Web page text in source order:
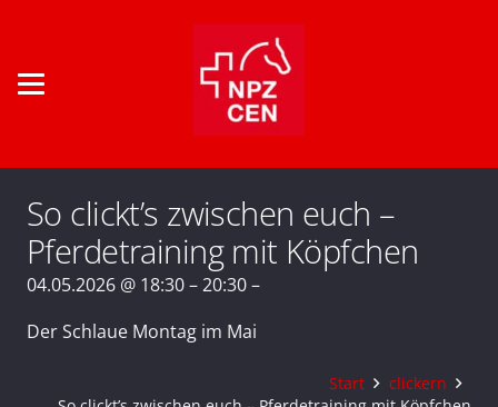
So clickt’s zwischen euch –
Pferdetraining mit Köpfchen
04.05.2026 @ 18:30 – 20:30 –
Der Schlaue Montag im Mai
Start
clickern